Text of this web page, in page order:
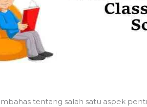
tentang salah satu aspek